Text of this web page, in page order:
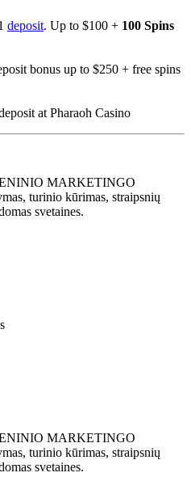
deposit. Up to $100 + 100 Spins
bonus up to $250 + free spins
at Pharaoh Casino
MARKETINGO
turinio kūrimas, straipsnių
svetaines.
MARKETINGO
turinio kūrimas, straipsnių
svetaines.